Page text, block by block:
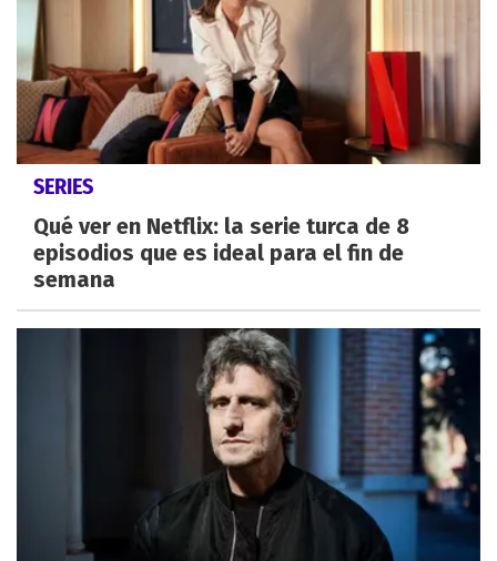
SERIES
Qué ver en Netflix: la serie turca de 8
episodios que es ideal para el fin de
semana